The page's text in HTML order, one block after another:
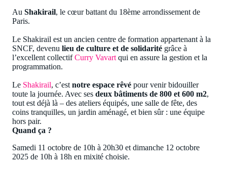
Au Shakirail, le cœur battant du 18ème arrondissement de
Paris.
Le Shakirail est un ancien centre de formation appartenant à la
SNCF, devenu lieu de culture et de solidarité grâce à
l’excellent collectifCurry Vavart qui en assure la gestion et la
programmation.
Le Shakirail, c’est notre espace rêvé pour venir bidouiller
toute la journée. Avec ses deux bâtiments de 800 et 600 m2,
tout est déjà là – des ateliers équipés, une salle de fête, des
coins tranquilles, un jardin aménagé, et bien sûr : une équipe
hors pair.
Quand ça ?
Samedi 11 octobre de 10h à 20h30 et dimanche 12 octobre
2025 de 10h à 18h en mixité choisie.